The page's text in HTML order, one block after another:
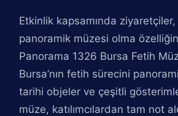
Etkinlik kapsamında ziyaretçiler,
panoramik müzesi olma
Panorama 1326 Bursa Fetih
Bursa’nın fetih sürecini
tarihi objeler ve çeşitli
müze, katılımcılardan tam not